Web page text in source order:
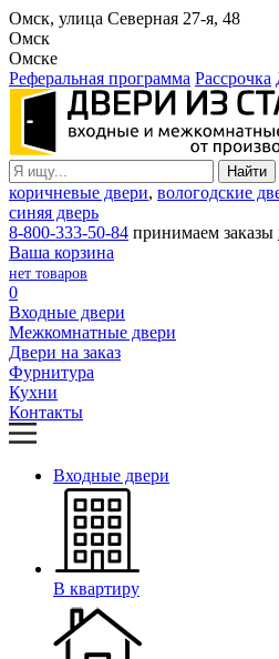
Омск, улица Северная 27-я, 48
Омск
Омске
Реферальная программа Рассрочка
коричневые двери, вологодские
синяя дверь
8-800-333-50-84 принимаем заказы
Ваша корзина
нет товаров
0
Входные двери
Межкомнатные двери
Двери на заказ
Фурнитура
Кухни
Контакты
Входные двери
В квартиру